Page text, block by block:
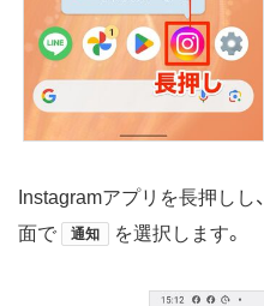
Instagramアプリを長押しし、
面で
通知 を選択します。